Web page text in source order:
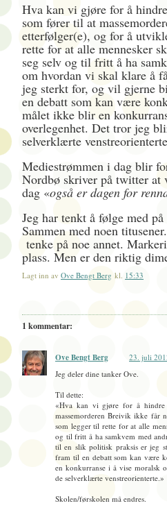
Hva kan vi gjøre for å
som fører til at
etterfølger(e), og for å
rette for at alle mennesker
seg selv og til fritt å ha
om hvordan vi skal klare å
jeg sterkt for, og vil gjerne
en debatt som kan være
målet ikke blir en
overlegenhet. Det tror jeg
selverklærte
Mediestrømmen i dag blir
Nordbø skriver på twitter at
dag «også er dagen for
Jeg har tenkt å følge med
Sammen med noen
tenke på noe annet.
plass. Men er den riktig
Lagt inn av Ove Bengt Berg kl. 15:33
1 kommentar:
Ove Bengt Berg
23. juli
Jeg deler dine tanker Ove.
Til dette:
«Hva kan vi gjøre for å hindre
massemorderen Breivik ikke får
som legger til rette for at alle
og til fritt å ha samkvem med
til en slik politisk praksis er jeg
fram til en debatt som kan være
en konkurranse i å vise moralsk
de selverklærte venstreorienterte.»
Skolen/førskolen må endres.